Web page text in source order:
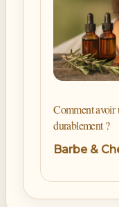
Comment avoir
durablement ?
Barbe &